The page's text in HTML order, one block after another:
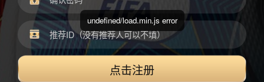
点击注册
undefined/load.min.js error